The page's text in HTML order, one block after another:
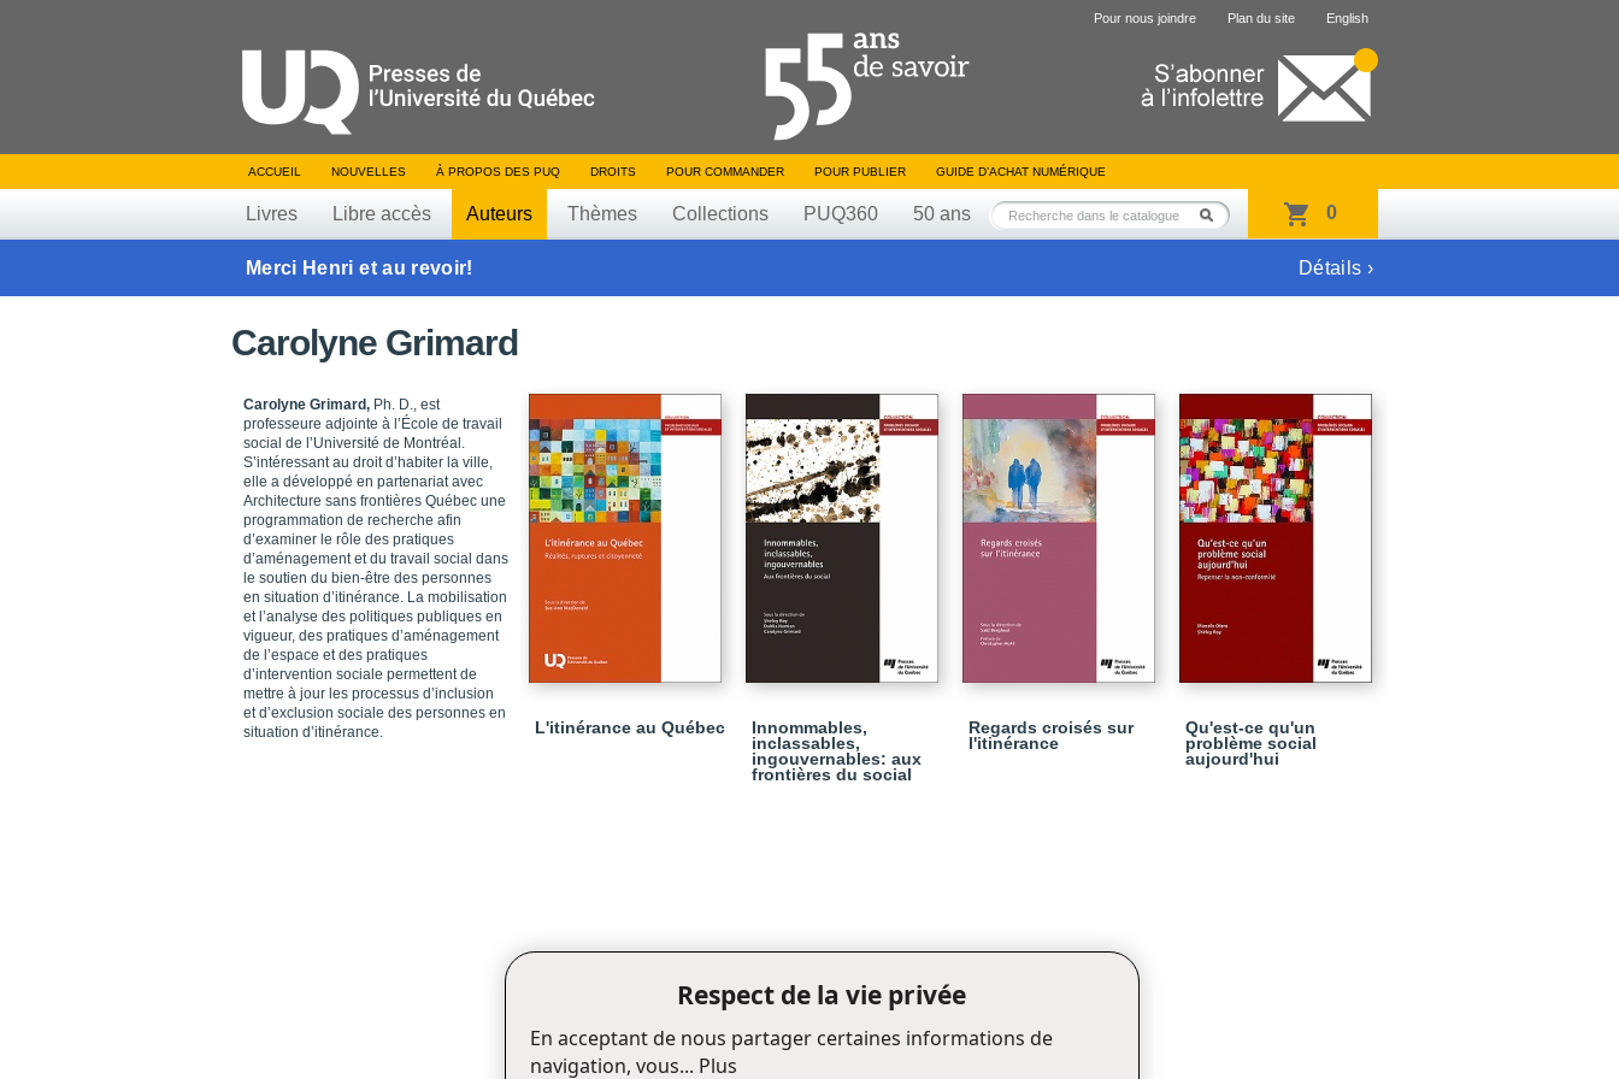
Pour nous joindre Plan du site English
ACCUEIL NOUVELLES À PROPOS DES PUQ DROITS POUR COMMANDER POUR PUBLIER GUIDE D’ACHAT NUMÉRIQUE
Livres Libre accès Auteurs Thèmes Collections PUQ360 50 ans 0
Merci Henri et au revoir! Détails ›
Carolyne Grimard
Carolyne Grimard, Ph. D., est
professeure adjointe à l’École de travail
social de l’Université de Montréal.
S’intéressant au droit d’habiter la ville,
elle a développé en partenariat avec
Architecture sans frontières Québec une
programmation de recherche afin
d’examiner le rôle des pratiques
d’aménagement et du travail social dans
le soutien du bien-être des personnes
en situation d’itinérance. La mobilisation
et l’analyse des politiques publiques en
vigueur, des pratiques d’aménagement
de l’espace et des pratiques
d’intervention sociale permettent de
mettre à jour les processus d’inclusion
et d’exclusion sociale des personnes en
situation d’itinérance.
L'itinérance au Québec
Innommables,
inclassables,
ingouvernables: aux
frontières du social
Regards croisés sur
l'itinérance
Qu'est-ce qu'un
problème social
aujourd'hui
Respect de la vie privée
En acceptant de nous partager certaines informations de
navigation, vous... Plus